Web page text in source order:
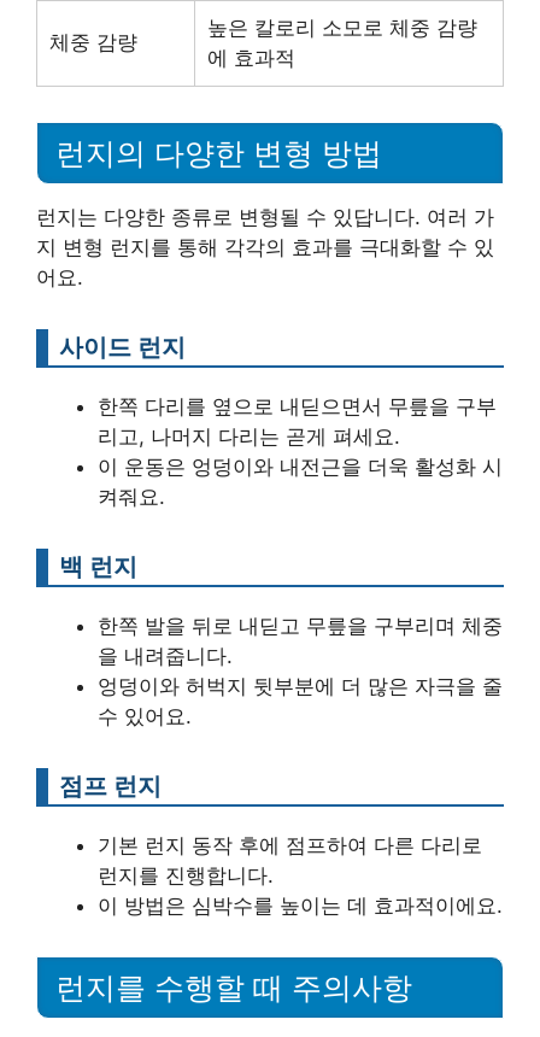
체중 감량
높은 칼로리 소모로 체중 감량
에 효과적
런지의 다양한 변형 방법
런지는 다양한 종류로 변형될 수 있답니다. 여러 가
지 변형 런지를 통해 각각의 효과를 극대화할 수 있
어요.
사이드 런지
한쪽 다리를 옆으로 내딛으면서 무릎을 구부
리고, 나머지 다리는 곧게 펴세요.
이 운동은 엉덩이와 내전근을 더욱 활성화 시
켜줘요.
백 런지
한쪽 발을 뒤로 내딛고 무릎을 구부리며 체중
을 내려줍니다.
엉덩이와 허벅지 뒷부분에 더 많은 자극을 줄
수 있어요.
점프 런지
기본 런지 동작 후에 점프하여 다른 다리로
런지를 진행합니다.
이 방법은 심박수를 높이는 데 효과적이에요.
런지를 수행할 때 주의사항